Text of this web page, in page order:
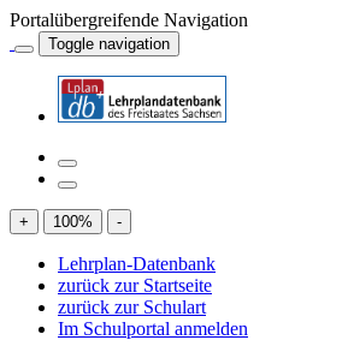
Portalübergreifende Navigation
Toggle navigation
+ 100% -
Lehrplan-Datenbank
zurück zur Startseite
zurück zur Schulart
Im Schulportal anmelden